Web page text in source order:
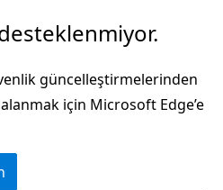
güncelleştirmelerinden
için Microsoft Edge’e